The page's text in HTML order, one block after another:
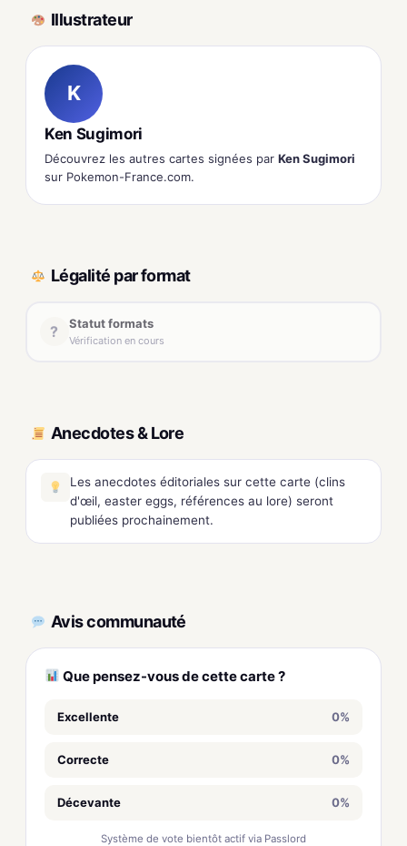
Illustrateur
K
Ken Sugimori
Découvrez les autres cartes signées par Ken Sugimori
sur Pokemon-France.com.
Légalité par format
? Statut formats
Vérification en cours
Anecdotes & Lore
Les anecdotes éditoriales sur cette carte (clins
d'œil, easter eggs, références au lore) seront
publiées prochainement.
Avis communauté
Que pensez-vous de cette carte ?
Excellente 0%
Correcte 0%
Décevante 0%
Système de vote bientôt actif via Passlord